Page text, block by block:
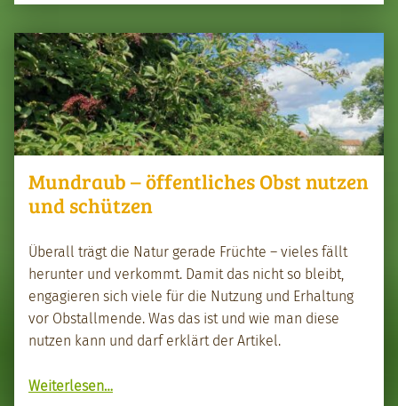
Mundraub – öffentliches Obst nutzen
und schützen
Über­all trägt die Natur ger­ade Früchte – vieles fällt
herunter und verkommt. Damit das nicht so bleibt,
engagieren sich viele für die Nutzung und Erhal­tung
vor Obstall­mende. Was das ist und wie man diese
nutzen kann und darf erk­lärt der Artikel.
Weit­er­lesen“Mundraub – öffentlich­es Obst nutzen und schützen”
…